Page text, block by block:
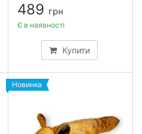
489 грн
Купити
Є в наявності
Новинка